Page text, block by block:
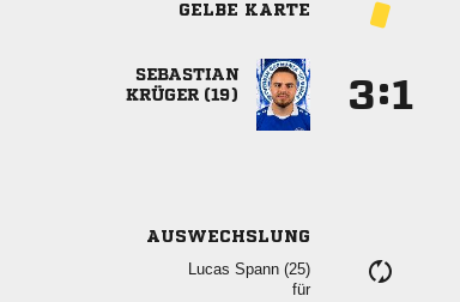
GELBE KARTE

 
:
AUSWECHSLUNG
  
für